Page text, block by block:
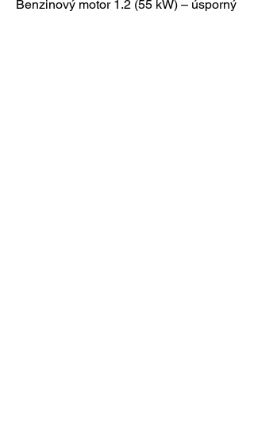
Benzinový motor 1.2 (55 kW) – úsporný